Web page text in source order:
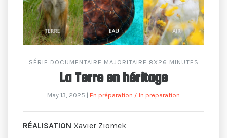
SÉRIE DOCUMENTAIRE MAJORITAIRE 8X26 MINUTES
La Terre en héritage
May 13, 2025 | En préparation / In preparation
RÉALISATION Xavier Ziomek